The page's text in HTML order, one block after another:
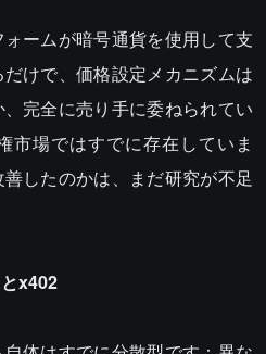
ームが暗号通貨を使用して支
けで、価格設定メカニズムは
完全に売り手に委ねられてい
市場ではすでに存在していま
したのかは、まだ研究が不足
x402